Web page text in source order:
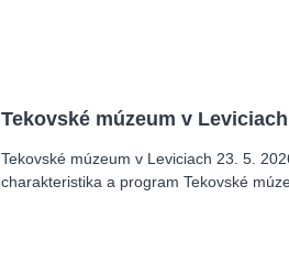
Tekovské múzeum v Leviciach
Tekovské múzeum v Leviciach 23. 5.
charakteristika a program Tekovské